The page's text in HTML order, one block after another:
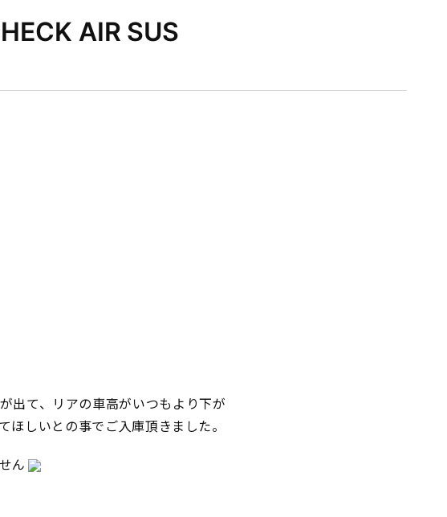
AIR SUS
出て、リアの車高がいつもより下が
しいとの事でご入庫頂きました。
ん